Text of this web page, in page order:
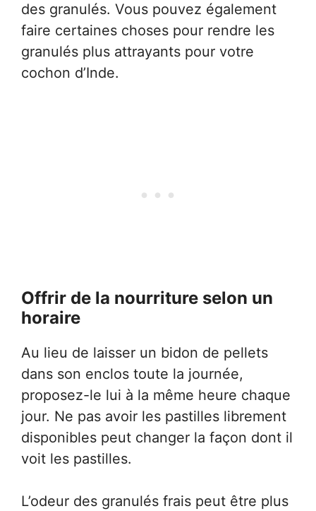
des granulés. Vous pouvez également
faire certaines choses pour rendre les
granulés plus attrayants pour votre
cochon d’Inde.
Offrir de la nourriture selon un
horaire
Au lieu de laisser un bidon de pellets
dans son enclos toute la journée,
proposez-le lui à la même heure chaque
jour. Ne pas avoir les pastilles librement
disponibles peut changer la façon dont il
voit les pastilles.
L’odeur des granulés frais peut être plus